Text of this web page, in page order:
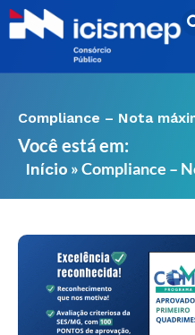
Ir
para
Compliance – Nota
Você está em:
Início »Compliance –